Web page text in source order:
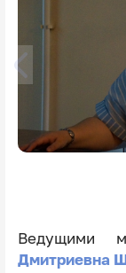
Ведущими
Дмитриевна